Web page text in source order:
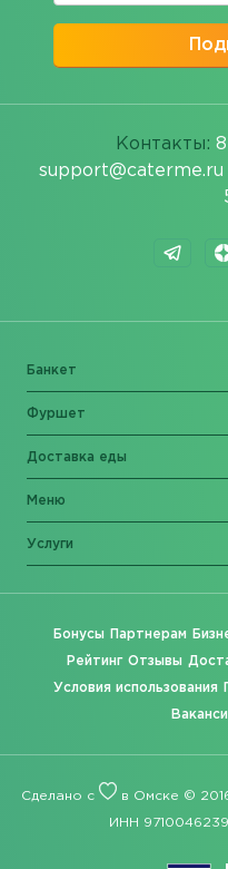
Контакты:
support@caterme.ru
Банкет
Фуршет
Доставка еды
Меню
Услуги
Бонусы Партнерам
Рейтинг Отзывы
Условия использования
Сделано с в Омске ©
ИНН